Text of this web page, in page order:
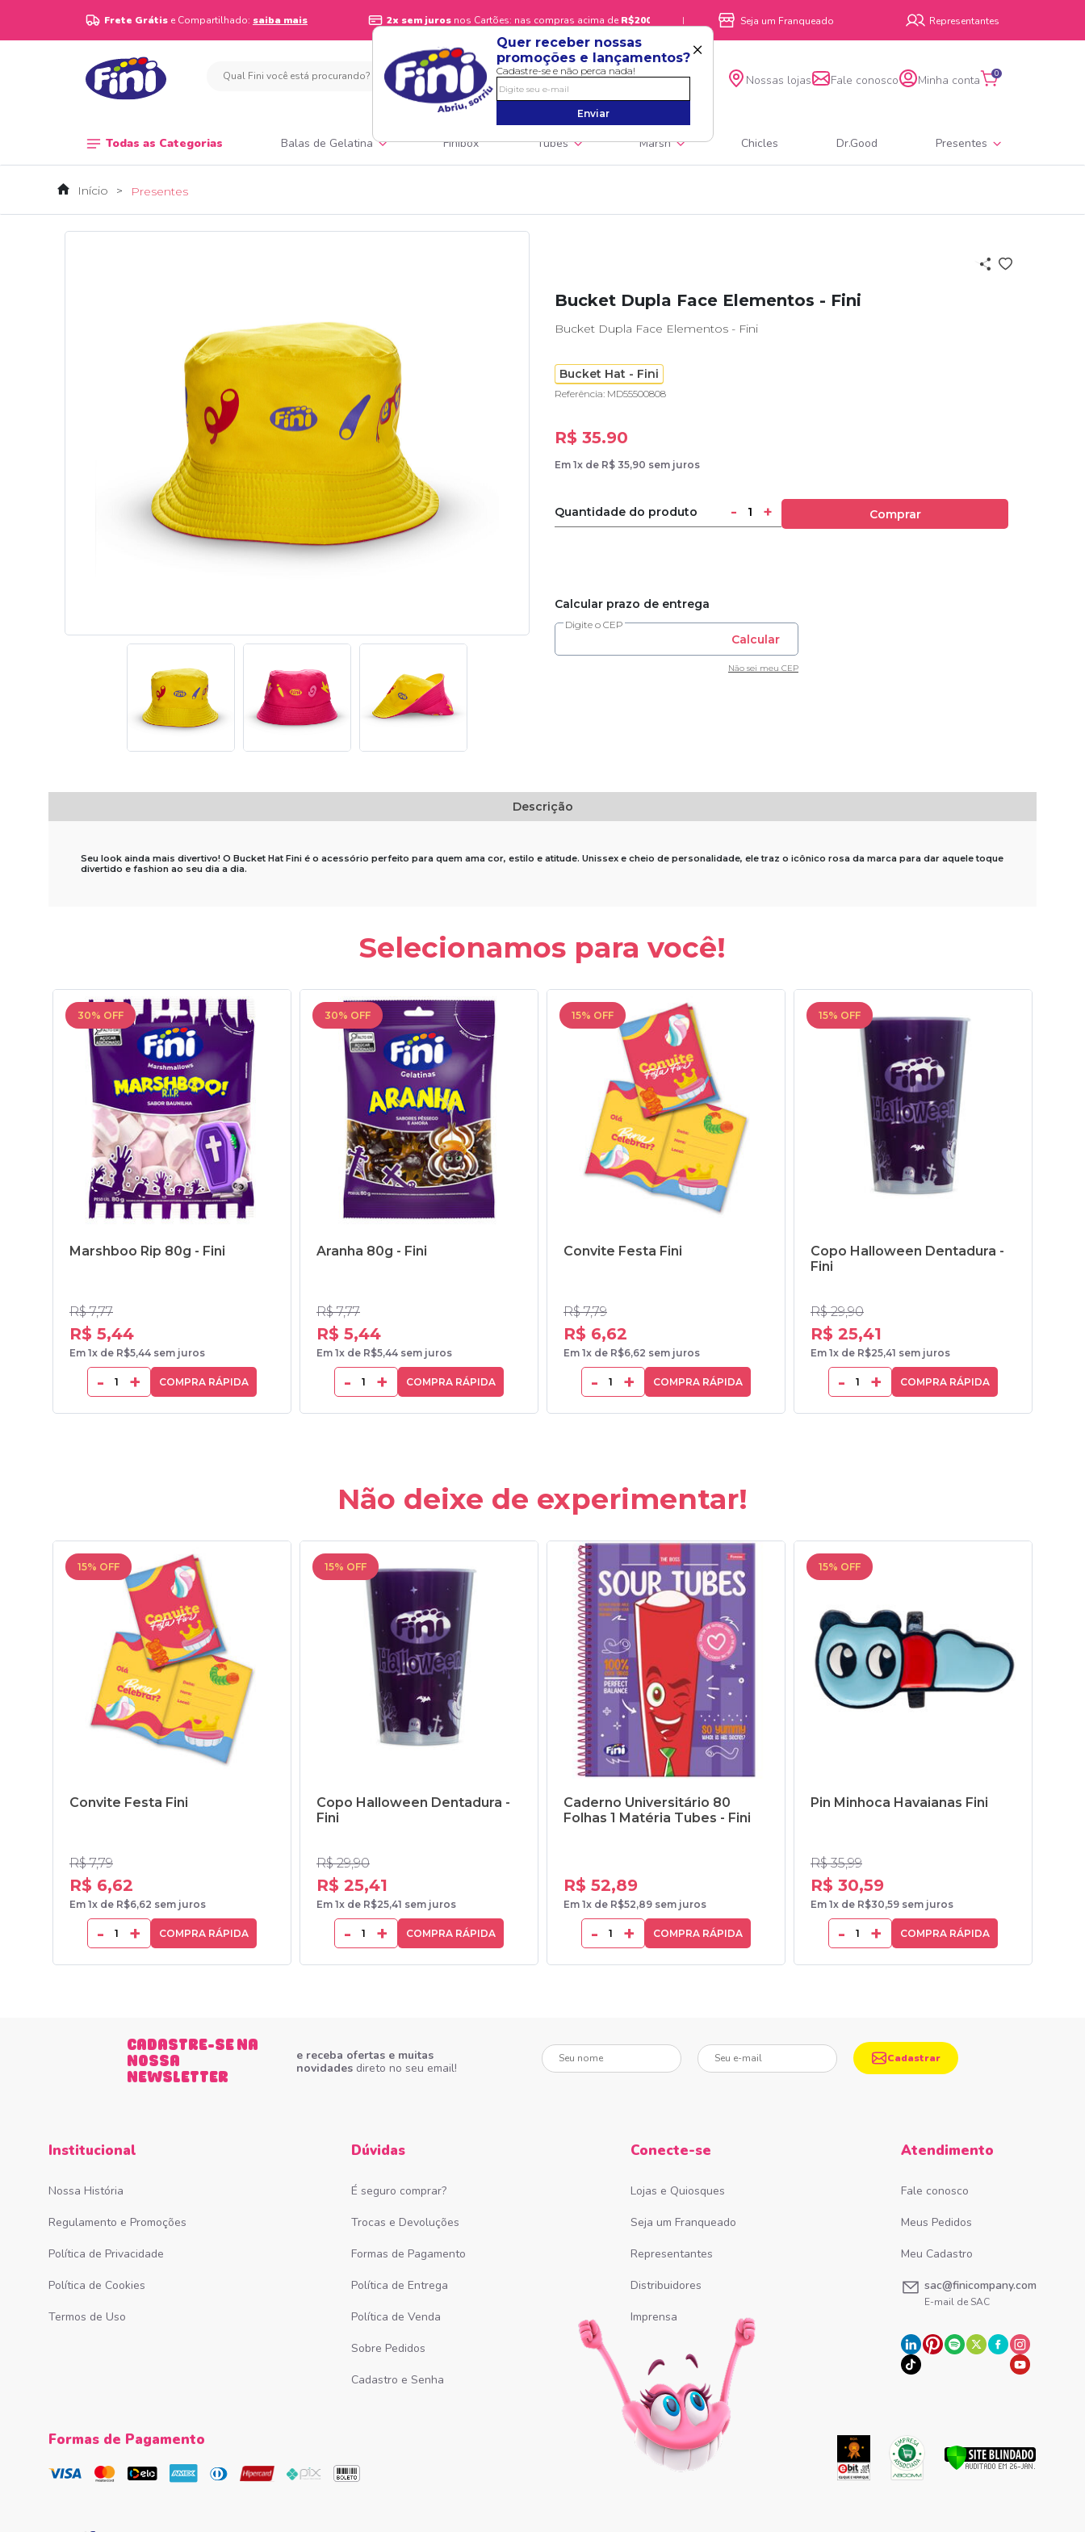
Quer receber nossas
promoções e lançamentos?
Cadastre-se e não perca nada!
Enviar
×
Frete Grátis e Compartilhado: saiba mais 2x sem jurosnos Cartões: nas compras acima de R$200 | Seja um Franqueado Representantes
Nossas lojas Fale conosco Minha conta 0
Todas as Categorias Balas de Gelatina Finibox Tubes Marsh Chicles Dr.Good Presentes
Início Presentes
Bucket Dupla Face Elementos - Fini
Bucket Dupla Face Elementos - Fini
Bucket Hat - Fini
Referência: MD55500808
R$ 35.90
Em 1x de R$ 35,90 sem juros
Quantidade do produto - + Comprar
Calcular prazo de entrega
Digite o CEP
Calcular
Não sei meu CEP
Descrição
Seu look ainda mais divertivo! O Bucket Hat Fini é o acessório perfeito para quem ama cor, estilo e atitude. Unissex e cheio de personalidade, ele traz o icônico rosa da marca para dar aquele toque
divertido e fashion ao seu dia a dia.
Selecionamos para você!
30% OFF
Marshboo Rip 80g - Fini
R$ 7,77
R$ 5,44
Em 1x de R$5,44 sem juros
- + COMPRA RÁPIDA
30% OFF
Aranha 80g - Fini
R$ 7,77
R$ 5,44
Em 1x de R$5,44 sem juros
- + COMPRA RÁPIDA
15% OFF
Convite Festa Fini
R$ 7,79
R$ 6,62
Em 1x de R$6,62 sem juros
- + COMPRA RÁPIDA
15% OFF
Copo Halloween Dentadura -
Fini
R$ 29,90
R$ 25,41
Em 1x de R$25,41 sem juros
- + COMPRA RÁPIDA
Não deixe de experimentar!
15% OFF
Convite Festa Fini
R$ 7,79
R$ 6,62
Em 1x de R$6,62 sem juros
- + COMPRA RÁPIDA
15% OFF
Copo Halloween Dentadura -
Fini
R$ 29,90
R$ 25,41
Em 1x de R$25,41 sem juros
- + COMPRA RÁPIDA
Caderno Universitário 80
Folhas 1 Matéria Tubes - Fini
R$ 52,89
Em 1x de R$52,89 sem juros
- + COMPRA RÁPIDA
15% OFF
Pin Minhoca Havaianas Fini
R$ 35,99
R$ 30,59
Em 1x de R$30,59 sem juros
- + COMPRA RÁPIDA
CADASTRE-SE NA
NOSSA
NEWSLETTER
e receba ofertas e muitas
novidades direto no seu email!
Seu nome Seu e-mail
Cadastrar
Institucional
Nossa História
Regulamento e Promoções
Política de Privacidade
Política de Cookies
Termos de Uso
Dúvidas
É seguro comprar?
Trocas e Devoluções
Formas de Pagamento
Política de Entrega
Política de Venda
Sobre Pedidos
Cadastro e Senha
Conecte-se
Lojas e Quiosques
Seja um Franqueado
Representantes
Distribuidores
Imprensa
Atendimento
Fale conosco
Meus Pedidos
Meu Cadastro
sac@finicompany.com
E-mail de SAC
Formas de Pagamento